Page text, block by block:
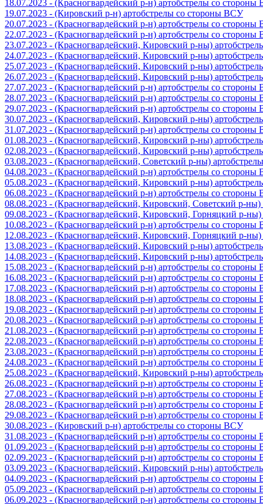
18.07.2023 - (Красногвардейский р-н) артобстрелы со
19.07.2023 - (Кировский р-н) артобстрелы со стороны ВСУ
20.07.2023 - (Красногвардейский р-н) артобстрелы со
22.07.2023 - (Красногвардейский р-н) артобстрелы со
23.07.2023 - (Красногвардейский, Кировский р-ны)
24.07.2023 - (Красногвардейский, Кировский р-ны)
25.07.2023 - (Красногвардейский, Кировский р-ны)
26.07.2023 - (Красногвардейский, Кировский р-ны)
27.07.2023 - (Красногвардейский р-н) артобстрелы со
28.07.2023 - (Красногвардейский р-н) артобстрелы со
29.07.2023 - (Красногвардейский р-н) артобстрелы со
30.07.2023 - (Красногвардейский, Кировский р-ны)
31.07.2023 - (Красногвардейский р-н) артобстрелы со
01.08.2023 - (Красногвардейский, Кировский р-ны)
02.08.2023 - (Красногвардейский, Кировский р-ны)
03.08.2023 - (Красногвардейский, Советский р-ны)
04.08.2023 - (Красногвардейский р-н) артобстрелы со
05.08.2023 - (Красногвардейский, Кировский р-ны)
06.08.2023 - (Красногвардейский р-н) артобстрелы со
08.08.2023 - (Красногвардейский, Кировский, Советский р-
09.08.2023 - (Красногвардейский, Кировский, Горняцкий р-
10.08.2023 - (Красногвардейский р-н) артобстрелы со
12.08.2023 - (Красногвардейский, Кировский, Горняцкий р-
13.08.2023 - (Красногвардейский, Кировский р-ны)
14.08.2023 - (Красногвардейский, Кировский р-ны)
15.08.2023 - (Красногвардейский р-н) артобстрелы со
16.08.2023 - (Красногвардейский р-н) артобстрелы со
17.08.2023 - (Красногвардейский р-н) артобстрелы со
18.08.2023 - (Красногвардейский р-н) артобстрелы со
19.08.2023 - (Красногвардейский р-н) артобстрелы со
20.08.2023 - (Красногвардейский р-н) артобстрелы со
21.08.2023 - (Красногвардейский р-н) артобстрелы со
22.08.2023 - (Красногвардейский р-н) артобстрелы со
23.08.2023 - (Красногвардейский р-н) артобстрелы со
24.08.2023 - (Красногвардейский р-н) артобстрелы со
25.08.2023 - (Красногвардейский, Кировский р-ны)
26.08.2023 - (Красногвардейский р-н) артобстрелы со
27.08.2023 - (Красногвардейский р-н) артобстрелы со
28.08.2023 - (Красногвардейский р-н) артобстрелы со
29.08.2023 - (Красногвардейский р-н) артобстрелы со
30.08.2023 - (Кировский р-н) артобстрелы со стороны ВСУ
31.08.2023 - (Красногвардейский р-н) артобстрелы со
01.09.2023 - (Красногвардейский р-н) артобстрелы со
02.09.2023 - (Красногвардейский р-н) артобстрелы со
03.09.2023 - (Красногвардейский, Кировский р-ны)
04.09.2023 - (Красногвардейский р-н) артобстрелы со
05.09.2023 - (Красногвардейский р-н) артобстрелы со
06.09.2023 - (Красногвардейский р-н) артобстрелы со